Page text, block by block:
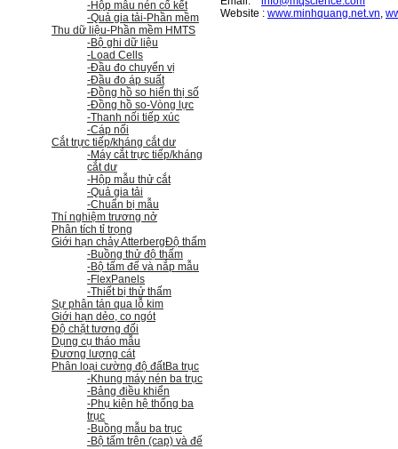
-Hộp mẫu nén cố kết
-Quả gia tải-Phần mềm
Thu dữ liệu-Phần mềm HMTS
-Bộ ghi dữ liệu
-Load Cells
-Đầu đo chuyển vị
-Đầu đo áp suất
-Đồng hồ so hiển thị số
-Đồng hồ so-Vòng lực
-Thanh nối tiếp xúc
-Cáp nối
Cắt trực tiếp/kháng cắt dư
-Máy cắt trực tiếp/kháng
cắt dư
-Hộp mẫu thử cắt
-Quả gia tải
-Chuẩn bị mẫu
Thí nghiệm trương nở
Phân tích tỉ trọng
Giới hạn chảy AtterbergĐộ thấm
-Buồng thử độ thấm
-Bộ tấm đế và nắp mẫu
-FlexPanels
-Thiết bị thử thấm
Sự phân tán qua lỗ kim
Giới hạn dẻo, co ngót
Độ chặt tương đối
Dụng cụ tháo mẫu
Đương lượng cát
Phân loại cường độ đấtBa trục
-Khung máy nén ba trục
-Bảng điều khiển
-Phụ kiện hệ thống ba
trục
-Buồng mẫu ba trục
-Bộ tấm trên (cap) và đế
Website : www.minhquang.net.vn